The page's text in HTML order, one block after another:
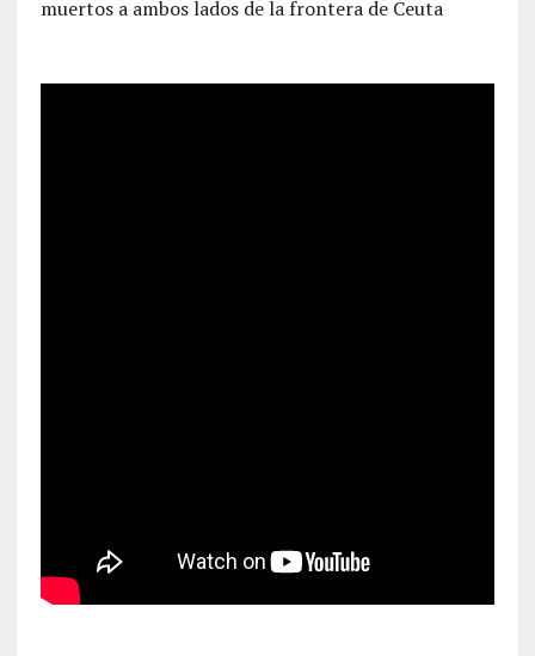
muertos a ambos lados de la frontera de Ceuta